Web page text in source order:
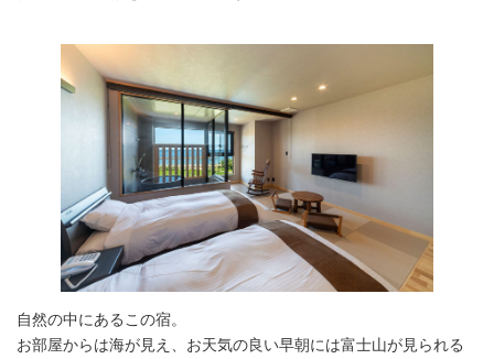
自然の中にあるこの宿。
お部屋からは海が見え、お天気の良い早朝には富士山が見られる